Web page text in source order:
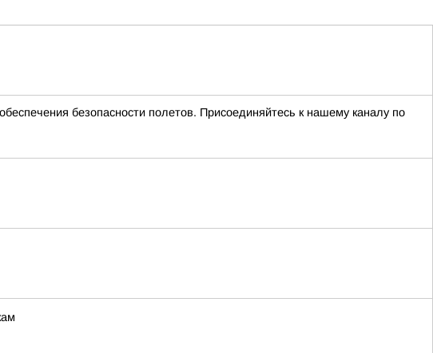
безопасности полетов. Присоединяйтесь к нашему каналу по